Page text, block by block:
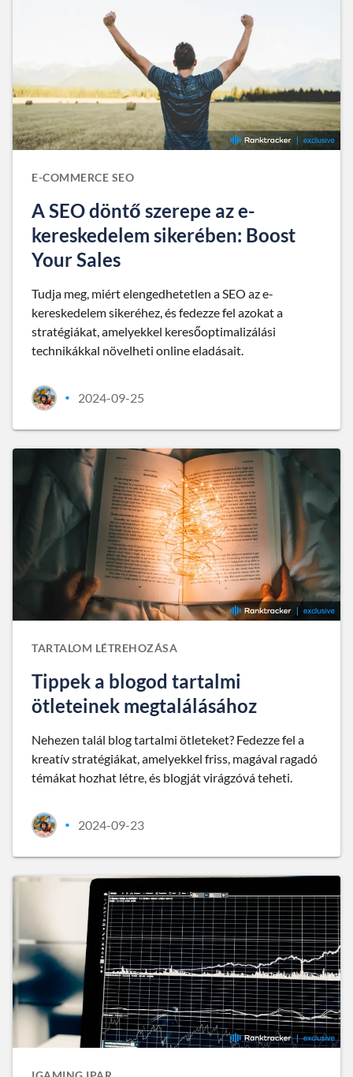
E-COMMERCE SEO
A SEO döntő szerepe az e-
kereskedelem sikerében: Boost
Your Sales
Tudja meg, miért elengedhetetlen a SEO az e-
kereskedelem sikeréhez, és fedezze fel azokat a
stratégiákat, amelyekkel keresőoptimalizálási
technikákkal növelheti online eladásait.
• 2024-09-25
TARTALOM LÉTREHOZÁSA
Tippek a blogod tartalmi
ötleteinek megtalálásához
Nehezen talál blog tartalmi ötleteket? Fedezze fel a
kreatív stratégiákat, amelyekkel friss, magával ragadó
témákat hozhat létre, és blogját virágzóvá teheti.
• 2024-09-23